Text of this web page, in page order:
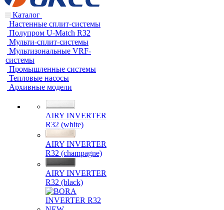
Каталог
Настенные сплит-системы
Полупром U-Match R32
Мульти-сплит-системы
Мультизональные VRF-
системы
Промышленные системы
Тепловые насосы
Архивные модели
AIRY INVERTER
R32 (white)
AIRY INVERTER
R32 (champagne)
AIRY INVERTER
R32 (black)